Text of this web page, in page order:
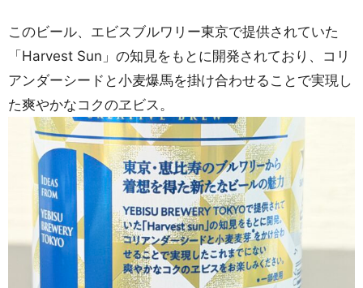
このビール、エビスブルワリー東京で提供されていた
「Harvest Sun」の知見をもとに開発されており、コリ
アンダーシードと小麦爆馬を掛け合わせることで実現し
た爽やかなコクのヱビス。